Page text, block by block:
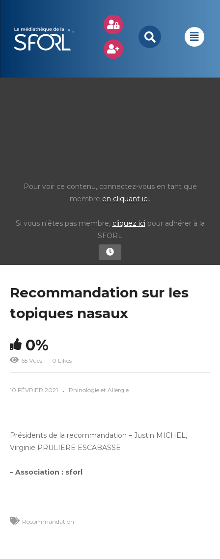
Pour voir ce contenu, connectez-vous en tant que
membre en cliquant ici.
Si vous n'êtes pas membre, cliquez ici pour adhérer à la
SFORL
Recommandation sur les
topiques nasaux
0%
65 Vues 0 Likes
10 FÉVRIER 2021 Rhinologie et Allergie
Présidents de la recommandation – Justin MICHEL,
Virginie PRULIERE ESCABASSE
– Association : sforl
Recommandation